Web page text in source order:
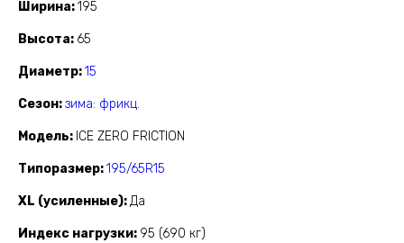
Ширина 195
Высота 65
Диаметр 15
Сезон зима: фрикц.
Модель ICE ZERO FRICTION
Типоразмер 195/65R15
XL (усиленные) Да
Индекс нагрузки 95 (690 кг)